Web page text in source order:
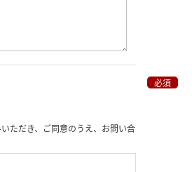
必須
ただき、ご同意のうえ、お問い合